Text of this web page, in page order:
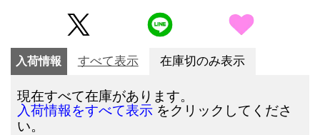
入荷情報 すべて表示 在庫切のみ表示
現在すべて在庫があります。
入荷情報をすべて表示 をクリックしてくださ
い。